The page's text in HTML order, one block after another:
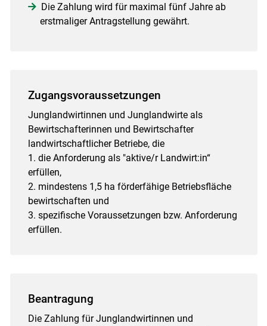
Die Zahlung wird für maximal fünf Jahre ab
erstmaliger Antragstellung gewährt.
Zugangsvoraussetzungen
Junglandwirtinnen und Junglandwirte als
Bewirtschafterinnen und Bewirtschafter
landwirtschaftlicher Betriebe, die
1. die Anforderung als "aktive/r Landwirt:in“
erfüllen,
2. mindestens 1,5 ha förderfähige Betriebsfläche
bewirtschaften und
3. spezifische Voraussetzungen bzw. Anforderung
erfüllen.
Beantragung
Die Zahlung für Junglandwirtinnen und